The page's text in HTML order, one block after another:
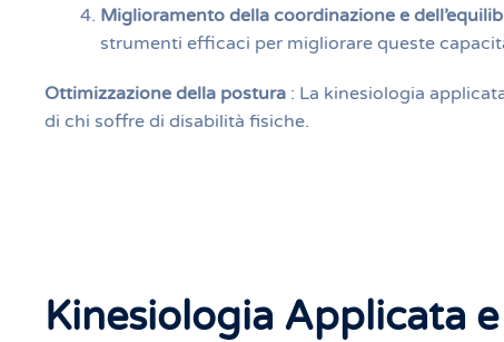
Miglioramento della coordinazione e
strumenti efficaci per migliorare queste
Ottimizzazione della postura : La kinesiologia
di chi soffre di disabilità fisiche.
Kinesiologia Applicata